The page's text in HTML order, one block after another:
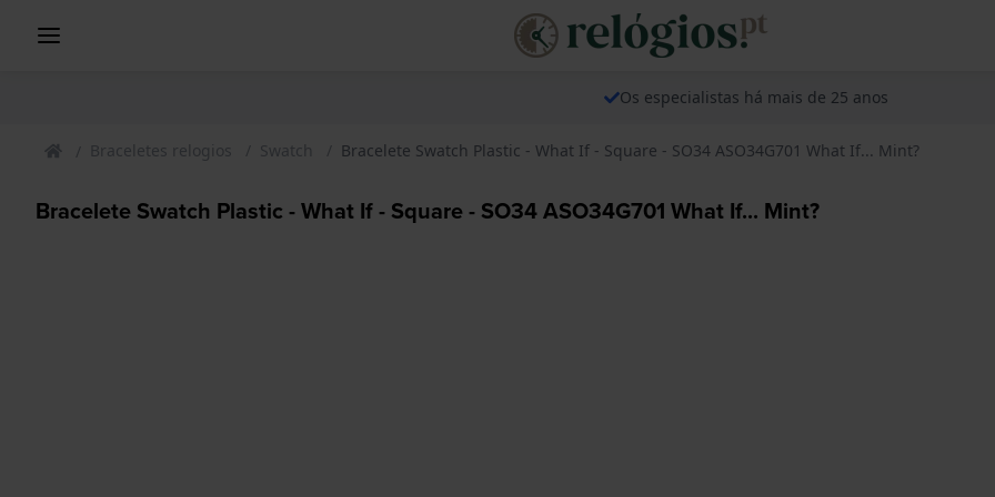
Os especialistas há mais de 25 anos
Braceletes relogios Swatch Bracelete Swatch Plastic - What If - Square - SO34 ASO34G701 What If... Mint?
Bracelete Swatch Plastic - What If - Square - SO34 ASO34G701 What If... Mint?